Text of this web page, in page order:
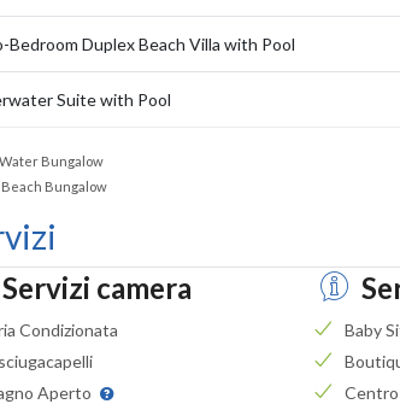
Bedroom Duplex Beach Villa with Pool
Suite with Pool
Water Bungalow
Beach Bungalow
Servizi camera
Condizionata
Aperto
Baby
Centro